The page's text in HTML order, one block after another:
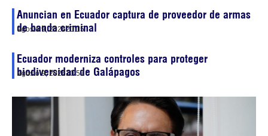
Anuncian en Ecuador captura de proveedor de armas
de banda criminal
agosto 9, 202620:15
Ecuador moderniza controles para proteger
biodiversidad de Galápagos
agosto 9, 202610:53